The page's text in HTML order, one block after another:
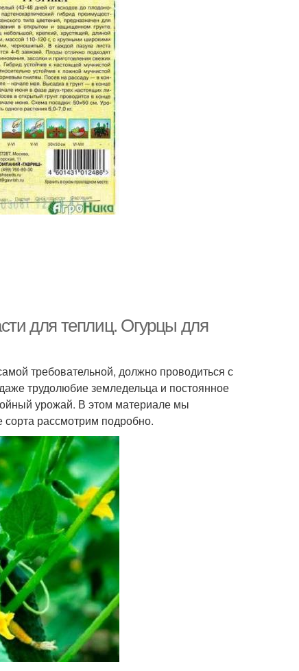
для теплиц. Огурцы для
требовательной, должно проводиться с
трудолюбие земледельца и постоянное
урожай. В этом материале мы
рассмотрим подробно.